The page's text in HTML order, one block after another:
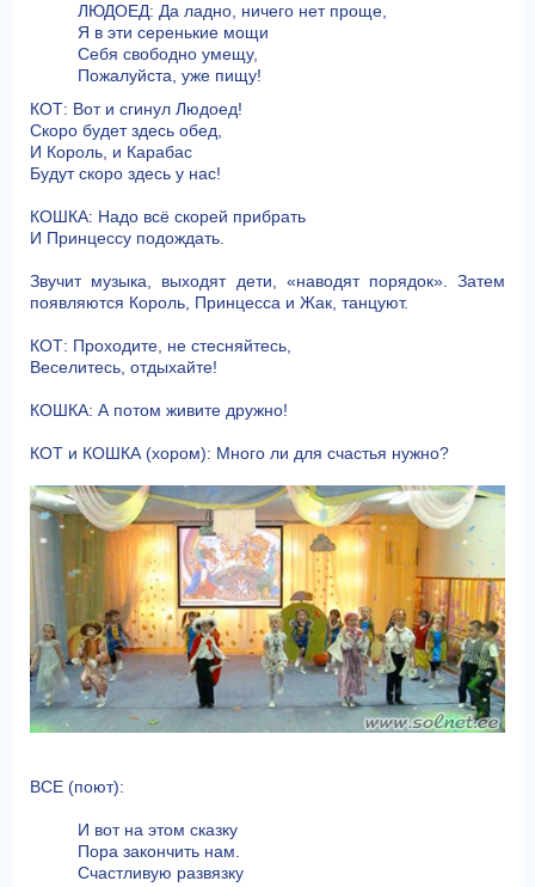
ЛЮДОЕД: Да ладно, ничего нет проще,
Я в эти серенькие мощи
Себя свободно умещу,
Пожалуйста, уже пищу!
КОТ: Вот и сгинул Людоед!
Скоро будет здесь обед,
И Король, и Карабас
Будут скоро здесь у нас!
КОШКА: Надо всё скорей прибрать
И Принцессу подождать.
Звучит музыка, выходят дети, «наводят порядок». Затем
появляются Король, Принцесса и Жак, танцуют.
КОТ: Проходите, не стесняйтесь,
Веселитесь, отдыхайте!
КОШКА: А потом живите дружно!
КОТ и КОШКА (хором): Много ли для счастья нужно?
ВСЕ (поют):
И вот на этом сказку
Пора закончить нам.
Счастливую развязку